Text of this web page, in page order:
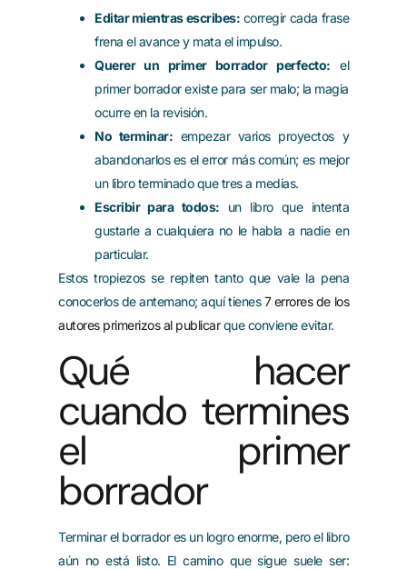
Editar mientras escribes: corregir cada frase
frena el avance y mata el impulso.
Querer un primer borrador perfecto: el
primer borrador existe para ser malo; la magia
ocurre en la revisión.
No terminar: empezar varios proyectos y
abandonarlos es el error más común; es mejor
un libro terminado que tres a medias.
Escribir para todos: un libro que intenta
gustarle a cualquiera no le habla a nadie en
particular.
Estos tropiezos se repiten tanto que vale la pena
conocerlos de antemano; aquí tienes7 errores de los
autores primerizos al publicarque conviene evitar.
Qué hacer
cuando termines
el primer
borrador
Terminar el borrador es un logro enorme, pero el libro
aún no está listo. El camino que sigue suele ser: